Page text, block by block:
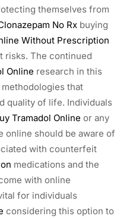
themselves from
No Rx buying
Without Prescription
risks. The continued
Online research in this
that
quality of life. Individuals
Tramadol Online or any
online should be aware of
with counterfeit
medications and the
with online
for individuals
considering this option to